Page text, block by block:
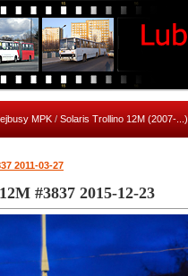
MPK / Solaris Trollino 12M (2007-...)
2011-03-27
#3837 2015-12-23